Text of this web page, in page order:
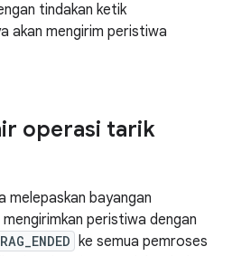
tindakan ketik
akan mengirim peristiwa
operasi tarik
melepaskan bayangan
peristiwa dengan
ke semua pemroses